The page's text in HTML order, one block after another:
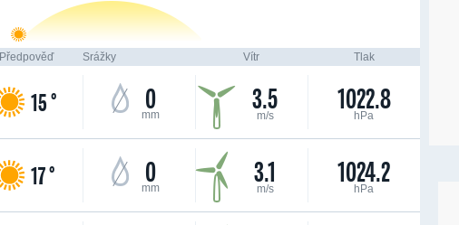
Předpověď Srážky Vítr Tlak
15 ° 0
mm 3.5
m/s 1022.8
hPa
17 ° 0
mm 3.1
m/s 1024.2
hPa